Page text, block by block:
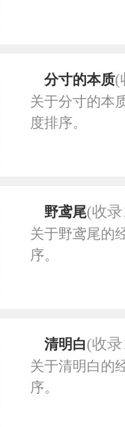
分寸的本质(
关于分寸的本
度排序。
野鸢尾(收
关于野鸢尾的
序。
清明白(收
关于清明白的
序。